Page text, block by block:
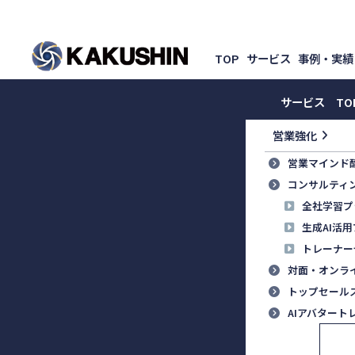
TOP サービス
サービス
営業強化
営業マインド
コンサルティ
全社学習
生成AI活
トレーナ
対面・オンラ
トップセール
AIアバタート
事例・実績